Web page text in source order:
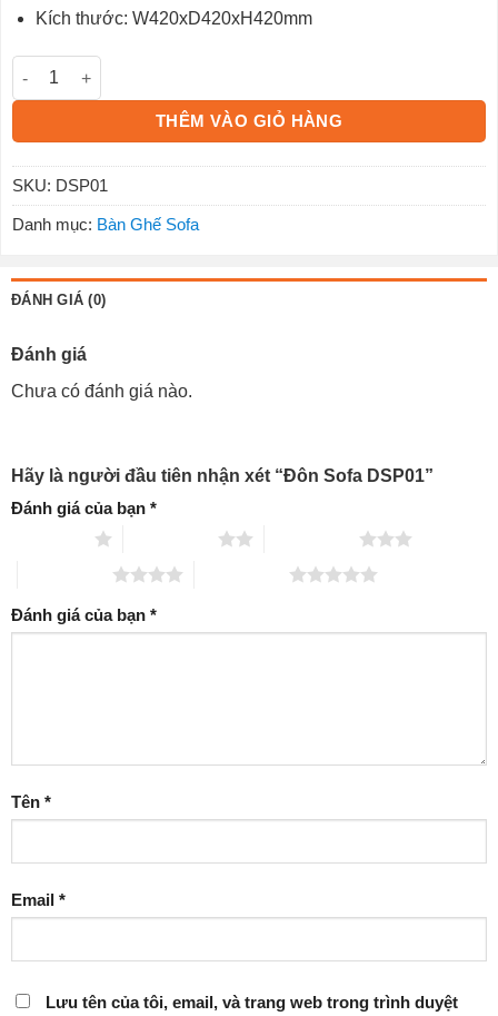
Kích thước: W420xD420xH420mm
Đôn Sofa DSP01 số lượng
THÊM VÀO GIỎ HÀNG
SKU: DSP01
Danh mục: Bàn Ghế Sofa
ĐÁNH GIÁ (0)
Đánh giá
Chưa có đánh giá nào.
Hãy là người đầu tiên nhận xét “Đôn Sofa DSP01”
Đánh giá của bạn *
Đánh giá của bạn *
Tên *
Email *
Lưu tên của tôi, email, và trang web trong trình duyệt